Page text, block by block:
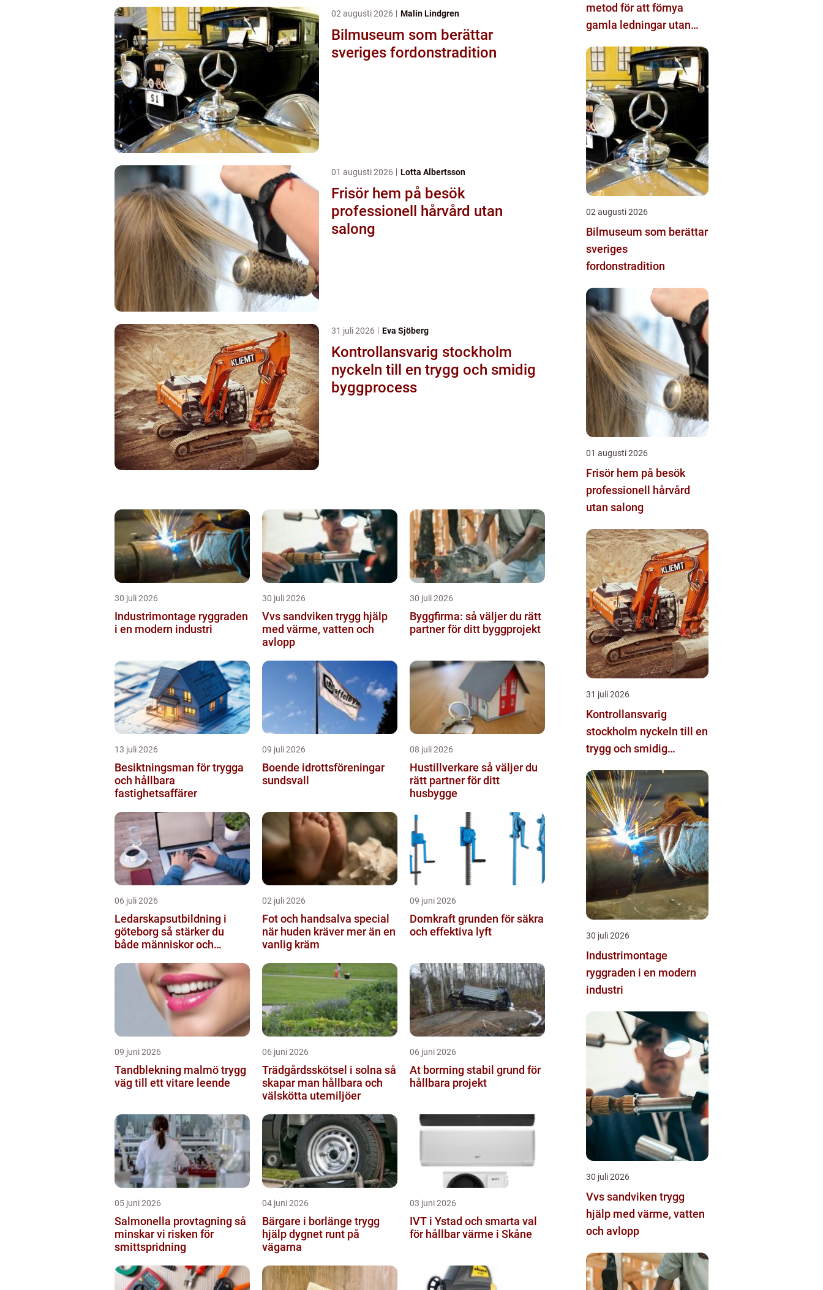
02 augusti 2026 Malin Lindgren
Bilmuseum som berättar
sveriges fordonstradition
01 augusti 2026 Lotta Albertsson
Frisör hem på besök
professionell hårvård utan
salong
31 juli 2026 Eva Sjöberg
Kontrollansvarig stockholm
nyckeln till en trygg och smidig
byggprocess
30 juli 2026
Industrimontage ryggraden
i en modern industri
30 juli 2026
Vvs sandviken trygg hjälp
med värme, vatten och
avlopp
30 juli 2026
Byggfirma: så väljer du rätt
partner för ditt byggprojekt
13 juli 2026
Besiktningsman för trygga
och hållbara
fastighetsaffärer
09 juli 2026
Boende idrottsföreningar
sundsvall
08 juli 2026
Hustillverkare så väljer du
rätt partner för ditt
husbygge
06 juli 2026
Ledarskapsutbildning i
göteborg så stärker du
både människor och
02 juli 2026
Fot och handsalva special
när huden kräver mer än en
vanlig kräm
09 juni 2026
Domkraft grunden för säkra
och effektiva lyft
09 juni 2026
Tandblekning malmö trygg
väg till ett vitare leende
06 juni 2026
Trädgårdsskötsel i solna så
skapar man hållbara och
välskötta utemiljöer
06 juni 2026
At borrning stabil grund för
hållbara projekt
05 juni 2026
Salmonella provtagning så
minskar vi risken för
smittspridning
04 juni 2026
Bärgare i borlänge trygg
hjälp dygnet runt på
vägarna
03 juni 2026
IVT i Ystad och smarta val
för hållbar värme i Skåne
metod för att förnya
gamla ledningar utan
02 augusti 2026
Bilmuseum som berättar
sveriges
fordonstradition
01 augusti 2026
Frisör hem på besök
professionell hårvård
utan salong
31 juli 2026
Kontrollansvarig
stockholm nyckeln till en
trygg och smidig
30 juli 2026
Industrimontage
ryggraden i en modern
industri
30 juli 2026
Vvs sandviken trygg
hjälp med värme, vatten
och avlopp